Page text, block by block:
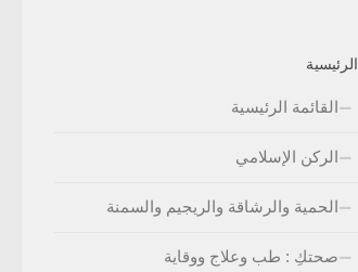
الرئيسية
القائمة الرئيسية
الركن الإسلامي
الحمية والرشاقة والريجيم والسمنة
صحتكِ : طب وعلاج ووقاية